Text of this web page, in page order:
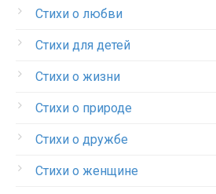
Стихи о любви
Стихи для детей
Стихи о жизни
Стихи о природе
Стихи о дружбе
Стихи о женщине